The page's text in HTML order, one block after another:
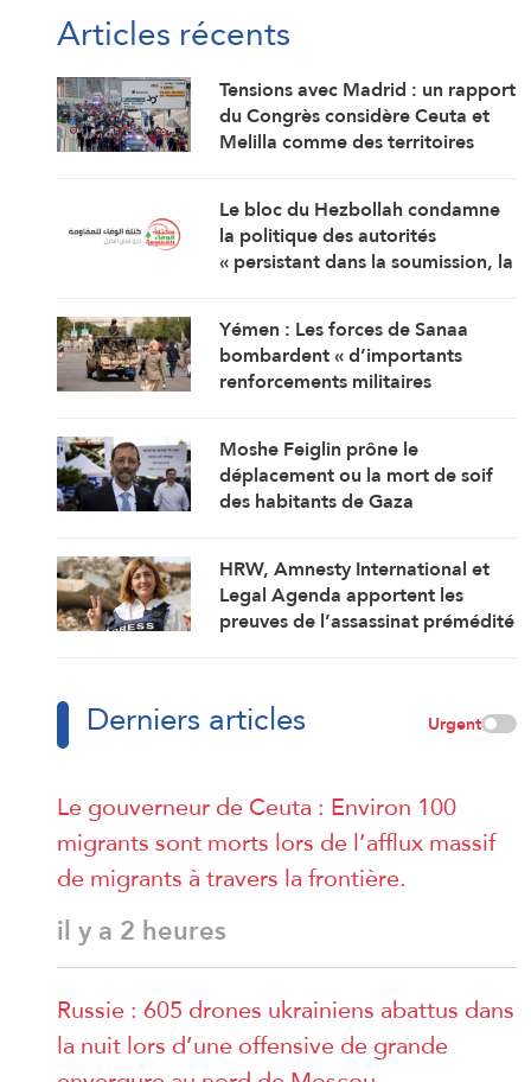
Articles récents
Tensions avec Madrid : un rapport
du Congrès considère Ceuta et
Melilla comme des territoires
Le bloc du Hezbollah condamne
la politique des autorités
« persistant dans la soumission, la
humiliantes »
Yémen : Les forces de Sanaa
bombardent « d’importants
renforcements militaires
attaque contre des régions
libérées
Moshe Feiglin prône le
déplacement ou la mort de soif
des habitants de Gaza
HRW, Amnesty International et
Legal Agenda apportent les
preuves de l’assassinat prémédité
Derniers articles Urgent
Le gouverneur de Ceuta : Environ 100
migrants sont morts lors de l’afflux massif
de migrants à travers la frontière.
il y a 2 heures
Russie : 605 drones ukrainiens abattus dans
la nuit lors d’une offensive de grande